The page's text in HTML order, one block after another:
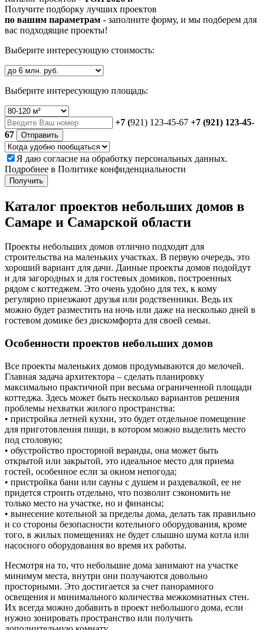
Получите подборку лучших проектов
по вашим параметрам - заполните форму, и мы подберем для
вас подходящие проекты!
Выберите интересующую стоимость:
Выберите интересующую площадь:
+7 (921) 123-45-67 +7 (921) 123-45-
67
Отправить
Я даю согласие на обработку персональных данных.
Подробнее в Политике конфиденциальности
Получить
Каталог проектов небольших домов в
Самаре и Самарской области
Проекты небольших домов отлично подходят для
строительства на маленьких участках. В первую очередь, это
хороший вариант для дачи. Данные проекты домов подойдут
и для загородных и для гостевых домиков, построенных
рядом с коттеджем. Это очень удобно для тех, к кому
регулярно приезжают друзья или родственники. Ведь их
можно будет разместить на ночь или даже на несколько дней в
гостевом домике без дискомфорта для своей семьи.
Особенности проектов небольших домов
Все проекты маленьких домов продумываются до мелочей.
Главная задача архитектора – сделать планировку
максимально практичной при весьма ограниченной площади
коттеджа. Здесь может быть несколько вариантов решения
проблемы нехватки жилого пространства:
• пристройка летней кухни, это будет отдельное помещение
для приготовления пищи, в котором можно выделить место
под столовую;
• обустройство просторной веранды, она может быть
открытой или закрытой, это идеальное место для приема
гостей, особенное если за окном непогода;
• пристройка бани или сауны с душем и раздевалкой, ее не
придется строить отдельно, что позволит сэкономить не
только место на участке, но и финансы;
• вынесение котельной за пределы дома, делать так правильно
и со стороны безопасности котельного оборудования, кроме
того, в жилых помещениях не будет слышно шума котла или
насосного оборудования во время их работы.
Несмотря на то, что небольшие дома занимают на участке
минимум места, внутри они получаются довольно
просторными. Это достигается за счет панорамного
освещения и минимального количества межкомнатных стен.
Их всегда можно добавить в проект небольшого дома, если
нужно зонировать пространство или получить